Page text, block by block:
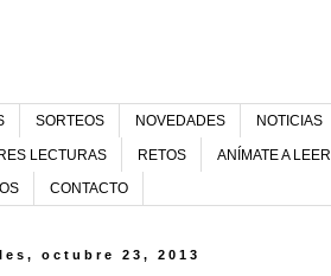
SORTEOS NOVEDADES NOTICIAS
LECTURAS RETOS ANÍMATE A LEER
CONTACTO
octubre 23, 2013